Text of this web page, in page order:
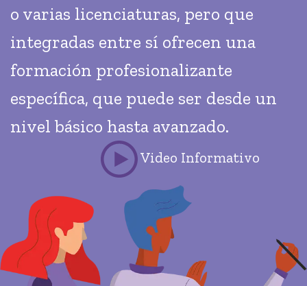
o varias licenciaturas, pero que
integradas entre sí ofrecen una
formación profesionalizante
específica, que puede ser desde un
nivel básico hasta avanzado.
Video Informativo